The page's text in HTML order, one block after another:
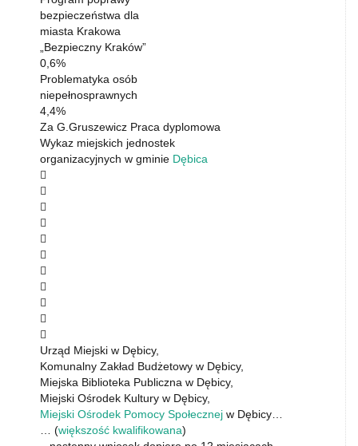
bezpieczeństwa dla
miasta Krakowa
„Bezpieczny Kraków”
0,6%
Problematyka osób
niepełnosprawnych
4,4%
Za G.Gruszewicz Praca dyplomowa
Wykaz miejskich jednostek
organizacyjnych w gminie Dębica











Urząd Miejski w Dębicy,
Komunalny Zakład Budżetowy w Dębicy,
Miejska Biblioteka Publiczna w Dębicy,
Miejski Ośrodek Kultury w Dębicy,
Miejski Ośrodek Pomocy Społecznej w Dębicy…
… (większość kwalifikowana)